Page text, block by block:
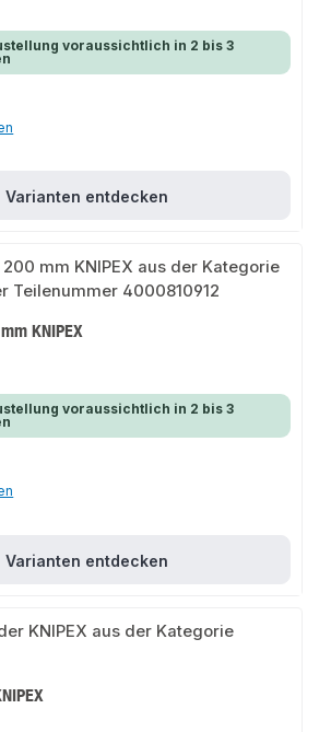
voraussichtlich in 2 bis 3
Varianten entdecken
KNIPEX
voraussichtlich in 2 bis 3
Varianten entdecken